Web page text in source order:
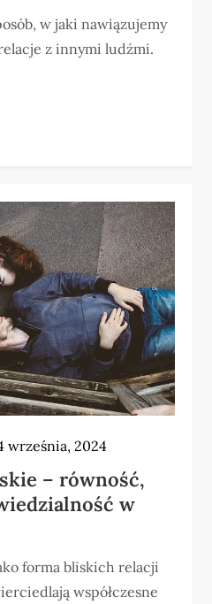
w jaki nawiązujemy
z innymi ludźmi.
września, 2024
– równość,
w
forma bliskich relacji
współczesne